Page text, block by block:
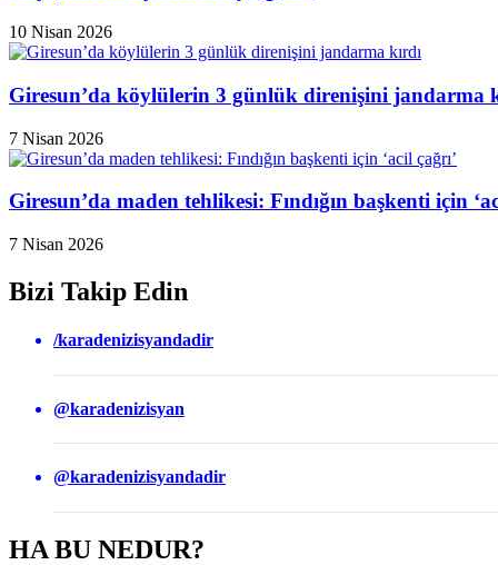
10 Nisan 2026
Giresun’da köylülerin 3 günlük direnişini jandarma
7 Nisan 2026
Giresun’da maden tehlikesi: Fındığın başkenti için
7 Nisan 2026
Bizi Takip Edin
/karadenizisyandadir
@karadenizisyan
@karadenizisyandadir
HA BU NEDUR?